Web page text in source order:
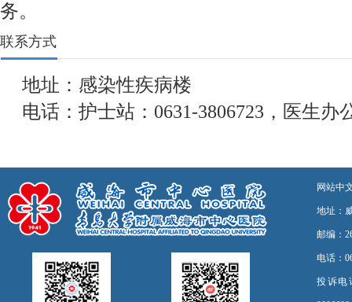
务。
联系方式
地址：感染性疾病楼
电话：护士站：0631-3806723，医生办
网站中
地址：
邮编：
电话：
投诉电